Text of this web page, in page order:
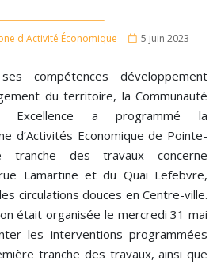
d'Activité Économique 5 juin 2023
compétences développement
du territoire, la Communauté
Excellence a programmé la
d’Activités Economique de Pointe-
tranche des travaux concerne
Lamartine et du Quai Lefebvre,
circulations douces en Centre-ville.
était organisée le mercredi 31 mai
les interventions programmées
tranche des travaux, ainsi que